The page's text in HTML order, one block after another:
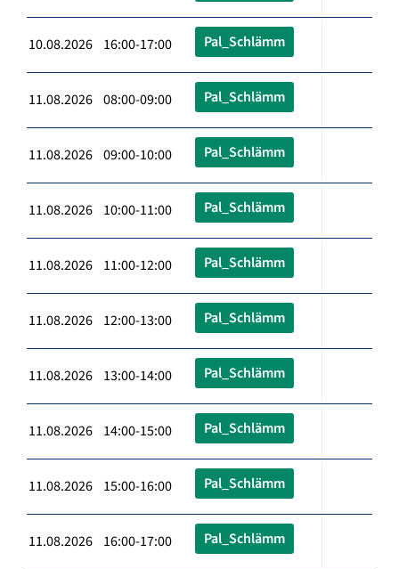
10.08.2026 16:00-17:00 Pal_Schlämm
11.08.2026 08:00-09:00 Pal_Schlämm
11.08.2026 09:00-10:00 Pal_Schlämm
11.08.2026 10:00-11:00 Pal_Schlämm
11.08.2026 11:00-12:00 Pal_Schlämm
11.08.2026 12:00-13:00 Pal_Schlämm
11.08.2026 13:00-14:00 Pal_Schlämm
11.08.2026 14:00-15:00 Pal_Schlämm
11.08.2026 15:00-16:00 Pal_Schlämm
11.08.2026 16:00-17:00 Pal_Schlämm